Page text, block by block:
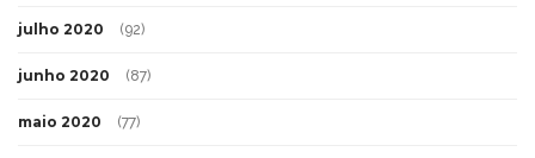
julho 2020 (92)
junho 2020 (87)
maio 2020 (77)